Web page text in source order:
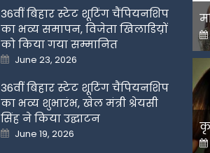
36वीं बिहार स्टेट शूटिंग चैंपियनशिप
का भव्य समापन, विजेता खिलाडिय़ों
को किया गया सम्मानित
Posted
on
June 23, 2026
36वीं बिहार स्टेट शूटिंग चैंपियनशिप
का भव्य शुभारंभ, खेल मंत्री श्रेयसी
सिंह ने किया उद्घाटन
Posted
on
June 19, 2026